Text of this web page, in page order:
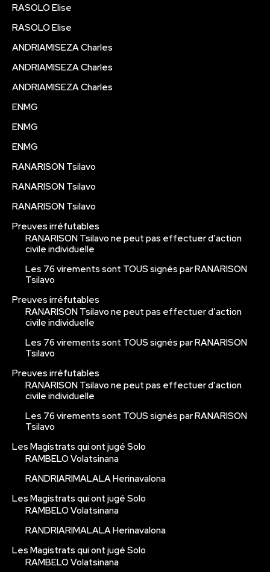
RASOLO Elise
RASOLO Elise
ANDRIAMISEZA Charles
ANDRIAMISEZA Charles
ANDRIAMISEZA Charles
ENMG
ENMG
ENMG
RANARISON Tsilavo
RANARISON Tsilavo
RANARISON Tsilavo
Preuves irréfutables
RANARISON Tsilavo ne peut pas effectuer d’action
civile individuelle
Les 76 virements sont TOUS signés par RANARISON
Tsilavo
Preuves irréfutables
RANARISON Tsilavo ne peut pas effectuer d’action
civile individuelle
Les 76 virements sont TOUS signés par RANARISON
Tsilavo
Preuves irréfutables
RANARISON Tsilavo ne peut pas effectuer d’action
civile individuelle
Les 76 virements sont TOUS signés par RANARISON
Tsilavo
Les Magistrats qui ont jugé Solo
RAMBELO Volatsinana
RANDRIARIMALALA Herinavalona
Les Magistrats qui ont jugé Solo
RAMBELO Volatsinana
RANDRIARIMALALA Herinavalona
Les Magistrats qui ont jugé Solo
RAMBELO Volatsinana